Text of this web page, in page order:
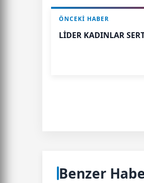
ÖNCEKI HABER
LİDER KADINLAR
Benzer